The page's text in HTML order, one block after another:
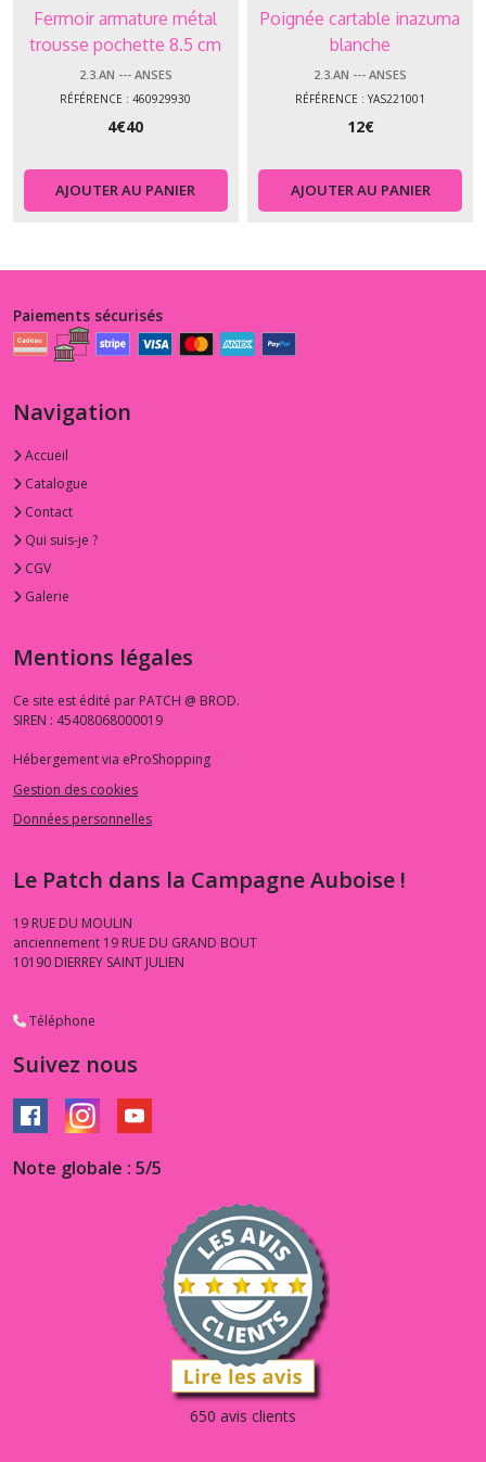
Fermoir armature métal
trousse pochette 8.5 cm
2.3.AN --- ANSES
RÉFÉRENCE : 460929930
4€40
AJOUTER AU PANIER
Poignée cartable inazuma
blanche
2.3.AN --- ANSES
RÉFÉRENCE : YAS221001
12€
AJOUTER AU PANIER
Paiements sécurisés
Navigation
Accueil
Catalogue
Contact
Qui suis-je ?
CGV
Galerie
Mentions légales
Ce site est édité par PATCH @ BROD.
SIREN : 45408068000019
Hébergement via eProShopping
Gestion des cookies
Données personnelles
Le Patch dans la Campagne Auboise !
19 RUE DU MOULIN
anciennement 19 RUE DU GRAND BOUT
10190 DIERREY SAINT JULIEN
Téléphone
Suivez nous
Note globale : 5/5
650 avis clients